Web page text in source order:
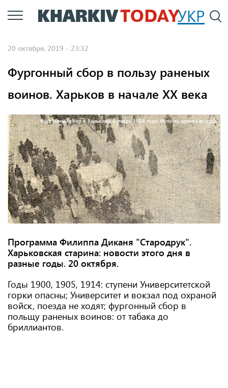
Перейти
к
УКР
20 октября, 2019 - 23:32
Фургонный сбор в пользу раненых
воинов. Харьков в начале XX века
Фургонный сбор в Харькове, октябрь 1914 года. Фото из архива автора
Программа Филиппа Диканя "Стародрук".
Харьковская старина: новости этого дня в
разные годы. 20 октября.
Годы 1900, 1905, 1914: ступени Университетской
горки опасны; Университет и вокзал под охраной
войск, поезда не ходят; фургонный сбор в
польщу раненых воинов: от табака до
бриллиантов.